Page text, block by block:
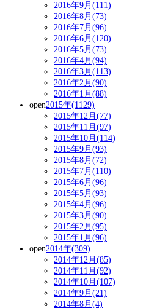
2016年9月(111)
2016年8月(73)
2016年7月(96)
2016年6月(120)
2016年5月(73)
2016年4月(94)
2016年3月(113)
2016年2月(90)
2016年1月(88)
open2015年(1129)
2015年12月(77)
2015年11月(97)
2015年10月(114)
2015年9月(93)
2015年8月(72)
2015年7月(110)
2015年6月(96)
2015年5月(93)
2015年4月(96)
2015年3月(90)
2015年2月(95)
2015年1月(96)
open2014年(309)
2014年12月(85)
2014年11月(92)
2014年10月(107)
2014年9月(21)
2014年8月(4)